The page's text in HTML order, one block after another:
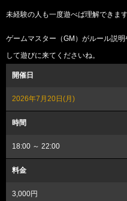
未経験の人も一度遊べば理解できます
ゲームマスター（GM）がルール説
して遊びに来てくださいね。
開催日
2026年7月20日(月)
時間
18:00 ～ 22:00
料金
3,000円